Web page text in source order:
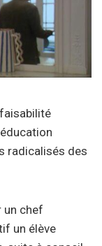
radicalisés des
un chef
un élève